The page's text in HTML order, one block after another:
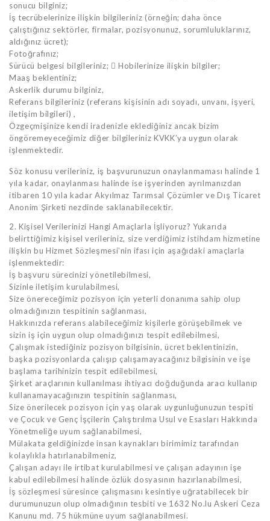
sonucu bilginiz;
İş tecrübelerinize ilişkin bilgileriniz (örneğin; daha önce
çalıştığınız sektörler, firmalar, pozisyonunuz, sorumluluklarınız,
aldığınız ücret);
Fotoğrafınız;
Sürücü belgesi bilgileriniz;  Hobilerinize ilişkin bilgiler;
Maaş beklentiniz;
Askerlik durumu bilginiz,
Referans bilgileriniz (referans kişisinin adı soyadı, unvanı, işyeri,
iletişim bilgileri) ,
Özgeçmişinize kendi iradenizle eklediğiniz ancak bizim
öngöremeyeceğimiz diğer bilgileriniz KVKK’ya uygun olarak
işlenmektedir.
Söz konusu verileriniz, iş başvurunuzun onaylanmaması halinde 1
yıla kadar, onaylanması halinde ise işyerinden ayrılmanızdan
itibaren 10 yıla kadar Akyılmaz Tarımsal Çözümler ve Dış Ticaret
Anonim Şirketi nezdinde saklanabilecektir.
2. Kişisel Verilerinizi Hangi Amaçlarla İşliyoruz? Yukarıda
belirttiğimiz kişisel verileriniz, size verdiğimiz istihdam hizmetine
ilişkin bu Hizmet Sözleşmesi’nin ifası için aşağıdaki amaçlarla
işlenmektedir:
İş başvuru sürecinizi yönetilebilmesi,
Sizinle iletişim kurulabilmesi,
Size önereceğimiz pozisyon için yeterli donanıma sahip olup
olmadığınızın tespitinin sağlanması,
Hakkınızda referans alabileceğimiz kişilerle görüşebilmek ve
sizin iş için uygun olup olmadığınızı tespit edilebilmesi,
Çalışmak istediğiniz pozisyon bilgisinin, ücret beklentinizin,
başka pozisyonlarda çalışıp çalışamayacağınız bilgisinin ve işe
başlama tarihinizin tespit edilebilmesi,
Şirket araçlarının kullanılması ihtiyacı doğduğunda aracı kullanıp
kullanamayacağınızın tespitinin sağlanması,
Size önerilecek pozisyon için yaş olarak uygunluğunuzun tespiti
ve Çocuk ve Genç İşçilerin Çalıştırılma Usul ve Esasları Hakkında
Yönetmeliğe uyum sağlanabilmesi,
Mülakata geldiğinizde insan kaynakları birimimiz tarafından
kolaylıkla hatırlanabilmeniz,
Çalışan adayı ile irtibat kurulabilmesi ve çalışan adayının işe
kabul edilebilmesi halinde özlük dosyasının hazırlanabilmesi,
İş sözleşmesi süresince çalışmasını kesintiye uğratabilecek bir
durumunuzun olup olmadığının tesbiti ve 1632 No.lu Askeri Ceza
Kanunu md. 75 hükmüne uyum sağlanabilmesi.